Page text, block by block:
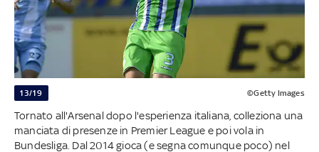
13/19 ©Getty Images
Tornato all'Arsenal dopo l'esperienza italiana, colleziona una
manciata di presenze in Premier League e poi vola in
Bundesliga. Dal 2014 gioca (e segna comunque poco) nel